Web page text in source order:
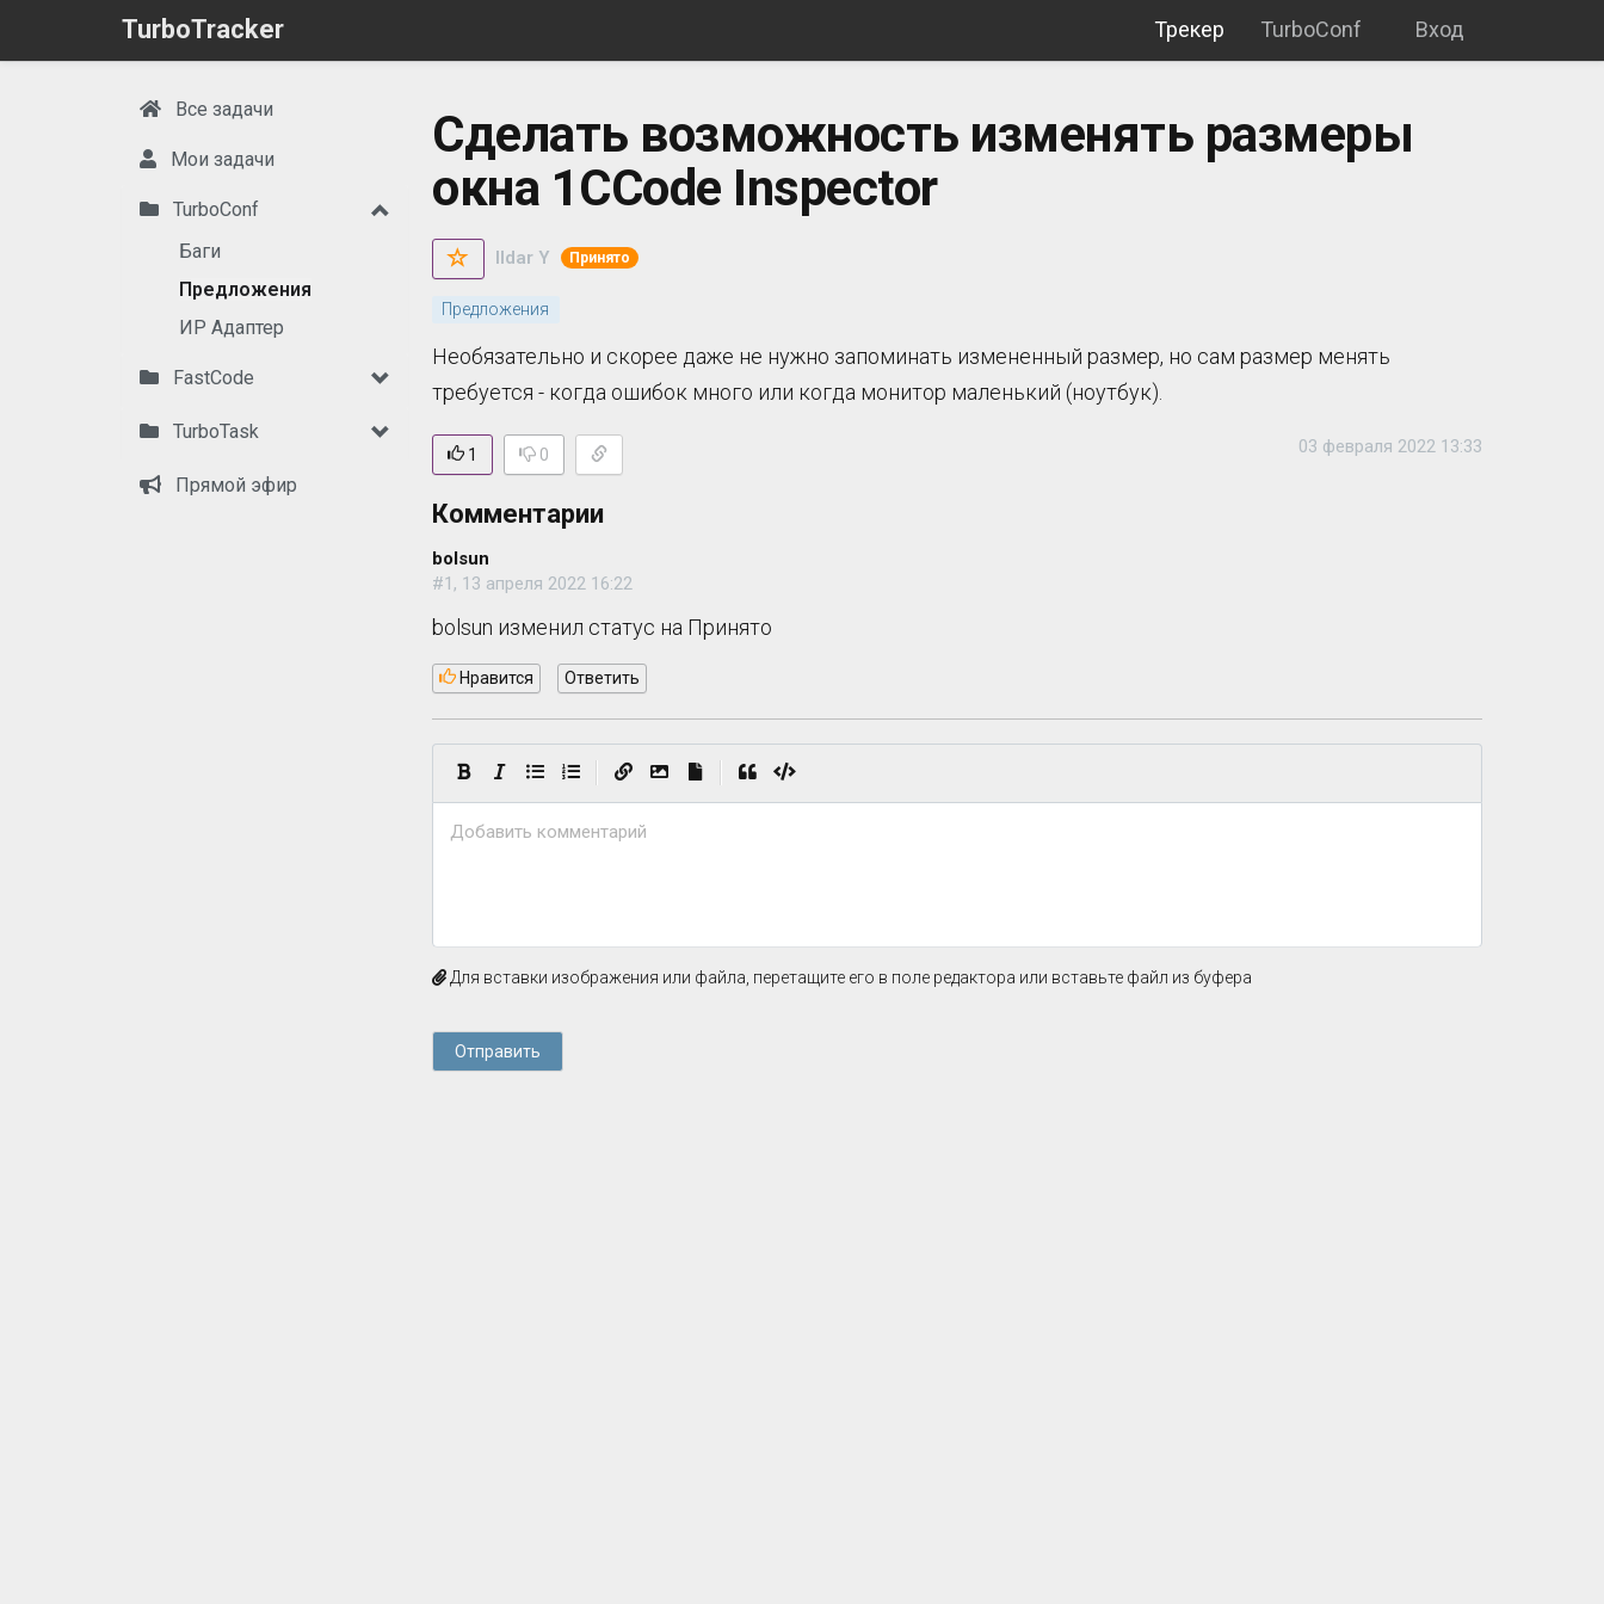
TurboTracker Вход
Трекер TurboConf
Все задачи
Мои задачи
TurboConf
Баги
Предложения
ИР Адаптер
FastCode
TurboTask
Прямой эфир
Сделать возможность изменять размеры
окна 1CCode Inspector
Ildar Y Принято
Предложения
Необязательно и скорее даже не нужно запоминать измененный размер, но сам размер менять
требуется - когда ошибок много или когда монитор маленький (ноутбук).
1 0 03 февраля 2022 13:33
Комментарии
bolsun
#1, 13 апреля 2022 16:22
bolsun изменил статус на Принято
Нравится Ответить
Добавить комментарий
Для вставки изображения или файла, перетащите его в поле редактора или вставьте файл из буфера